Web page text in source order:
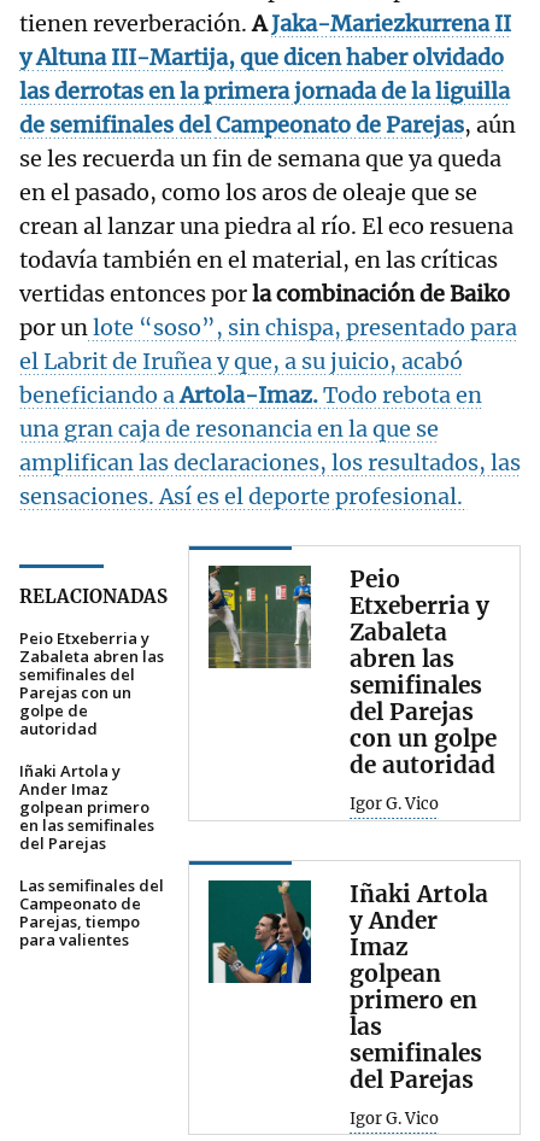
tienen reverberación.AJaka-Mariezkurrena II
yAltuna III-Martija, que dicen haber olvidado
las derrotas en la primera jornada de la liguilla
de semifinales delCampeonato de Parejas, aún
se les recuerda un fin de semana que ya queda
en el pasado, como los aros de oleaje que se
crean al lanzar una piedra al río. El eco resuena
todavía también en el material, en las críticas
vertidas entonces porla combinación de Baiko
por unlote “soso”, sin chispa, presentado para
el Labrit de Iruñea y que, a su juicio, acabó
beneficiando aArtola-Imaz.Todo rebota en
una gran caja de resonancia en la que se
amplifican las declaraciones, los resultados, las
sensaciones. Así es el deporte profesional.
RELACIONADAS
Peio Etxeberria y
Zabaleta abren las
semifinales del
Parejas con un
golpe de
autoridad
Iñaki Artola y
Ander Imaz
golpean primero
en las semifinales
del Parejas
Las semifinales del
Campeonato de
Parejas, tiempo
para valientes
Peio
Etxeberria y
Zabaleta
abren las
semifinales
del Parejas
con un golpe
de autoridad
Igor G. Vico
Iñaki Artola
y Ander
Imaz
golpean
primero en
las
semifinales
del Parejas
Igor G. Vico